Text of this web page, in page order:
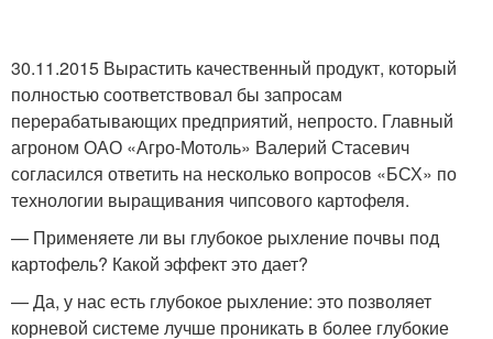
30.11.2015 Вырастить качественный продукт, который
полностью соответствовал бы запросам
перерабатывающих предприятий, непросто. Главный
агроном ОАО «Агро-Мотоль» Валерий Стасевич
согласился ответить на несколько вопросов «БСХ» по
технологии выращивания чипсового картофеля.
— Применяете ли вы глубокое рыхление почвы под
картофель? Какой эффект это дает?
— Да, у нас есть глубокое рыхление: это позволяет
корневой системе лучше проникать в более глубокие